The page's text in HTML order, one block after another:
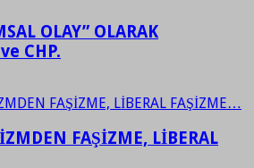
OLAY” OLARAK
CHP.
FAŞİZME, LİBERAL